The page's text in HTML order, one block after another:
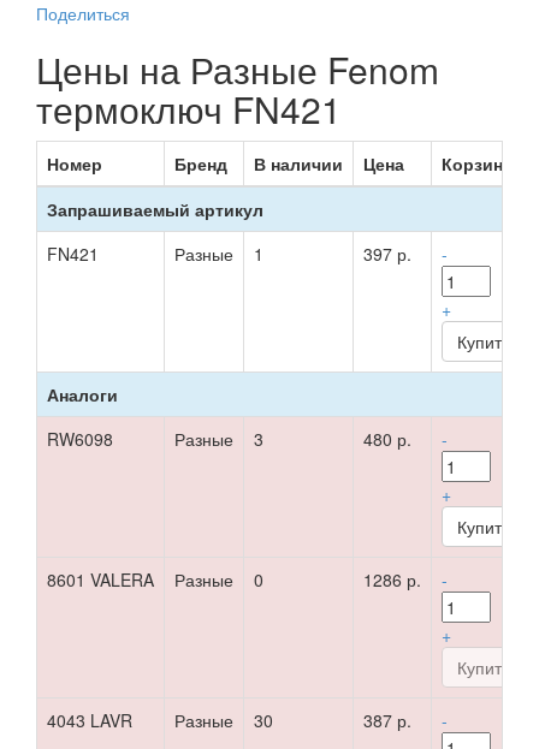
Поделиться
Цены на Разные Fenom
термоключ FN421
Номер Бренд В наличии Цена
Корзина
Запрашиваемый артикул
FN421
Разные 1 397 р. -
+
Аналоги
RW6098
Разные 3 480 р. -
+
8601 VALERA Разные 0 1286 р. -
+
4043 LAVR Разные 30 387 р. -